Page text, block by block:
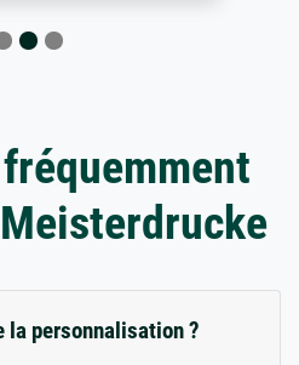
la personnalisation ?